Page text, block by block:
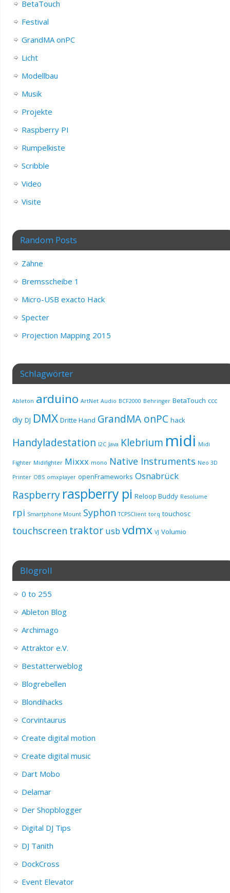
BetaTouch
Festival
GrandMA onPC
Licht
Modellbau
Musik
Projekte
Raspberry PI
Rumpelkiste
Scribble
Video
Visite
Random Posts
Zähne
Bremsscheibe 1
Micro-USB exacto Hack
Specter
Projection Mapping 2015
Schlagwörter
Ableton arduino ArtNet Audio BCF2000 Behringer BetaTouch ccc
diy DJ DMX Dritte Hand GrandMA onPC hack
Handyladestation I2C Java Klebrium midi Midi
Fighter Midifighter Mixxx mono Native Instruments Neo 3D
Printer OBS omxplayer openFrameworks Osnabrück
Raspberry raspberry pi Reloop Buddy Resolume
rpi Smartphone Mount Syphon TCPSClient torq touchosc
touchscreen traktor usb vdmx VJ Volumio
Blogroll
0 to 255
Ableton Blog
Archimago
Attraktor e.V.
Bestatterweblog
Blogrebellen
Blondihacks
Corvintaurus
Create digital motion
Create digital music
Dart Mobo
Delamar
Der Shopblogger
Digital DJ Tips
DJ Tanith
DockCross
Event Elevator